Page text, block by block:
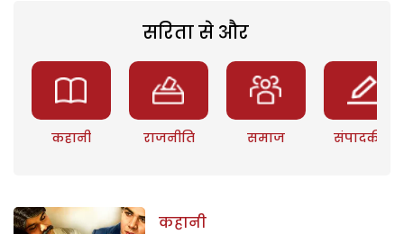
सरिता से और
कहानी राजनीति समाज संपादकीय
कहानी